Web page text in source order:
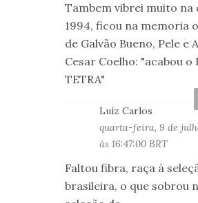
Tambem vibrei muito na
1994, ficou na memoria
de Galvão Bueno, Pele e
Cesar Coelho: "acabou o
TETRA"
Luiz Carlos
quarta-feira, 9 de
às 16:47:00 BRT
Faltou fibra, raça à
brasileira, o que sobrou